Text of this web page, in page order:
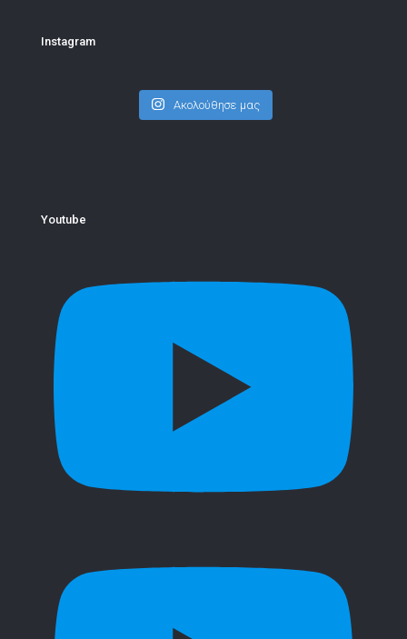
Instagram
Ακολούθησε μας
Youtube